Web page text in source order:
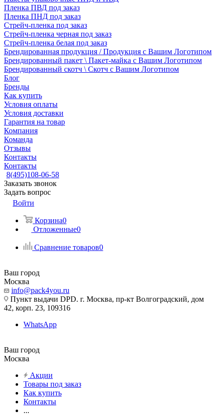
Пленка ПВД под заказ
Пленка ПНД под заказ
Стрейч-пленка под заказ
Стрейч-пленка черная под заказ
Стрейч-пленка белая под заказ
Брендированная продукция / Продукция с Вашим Логотипом
Брендированный пакет \ Пакет-майка с Вашим Логотипом
Брендированный скотч \ Скотч с Вашим Логотипом
Блог
Бренды
Как купить
Условия оплаты
Условия доставки
Гарантия на товар
Компания
Команда
Отзывы
Контакты
Контакты
8(495)108-06-58
Заказать звонок
Задать вопрос
Войти
Корзина0
Отложенные0
Сравнение товаров0
Ваш город
Москва
info@pack4you.ru
Пункт выдачи DPD. г. Москва, пр-кт Волгоградский, дом
42, корп. 23, 109316
WhatsApp
Ваш город
Москва
Акции
Товары под заказ
Как купить
Контакты
...